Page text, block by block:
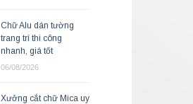
Chữ Alu dán tường
trang trí thi công
nhanh, giá tốt
06/08/2026
Xưởng cắt chữ Mica uy